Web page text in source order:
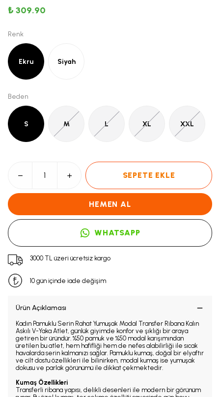
₺ 309.90
Renk
Ekru Siyah
Beden
S M L XL XXL
SEPETE EKLE
HEMEN AL
WHATSAPP
3000 TL üzeri ücretsiz kargo
10 gün içinde iade değişim
Ürün Açıklaması
Kadın Pamuklu Serin Rahat Yumuşak Modal Transfer Ribana Kalın
Askılı V-Yaka Atlet, günlük giyimde konfor ve şıklığı bir araya
getiren bir üründür. %50 pamuk ve %50 modal karışımından
üretilen bu atlet, hem hafifliği hem de nefes alabilirliği ile sıcak
havalarda serin kalmanızı sağlar. Pamuklu kumaş, doğal bir elyaftır
ve cilt dostu özellikleri ile bilinirken, modal kumaş ise yumuşak
dokusu ve parlak görünümü ile dikkat çekmektedir.
Kumaş Özellikleri
Transferli ribana yapısı, delikli desenleri ile modern bir görünüm